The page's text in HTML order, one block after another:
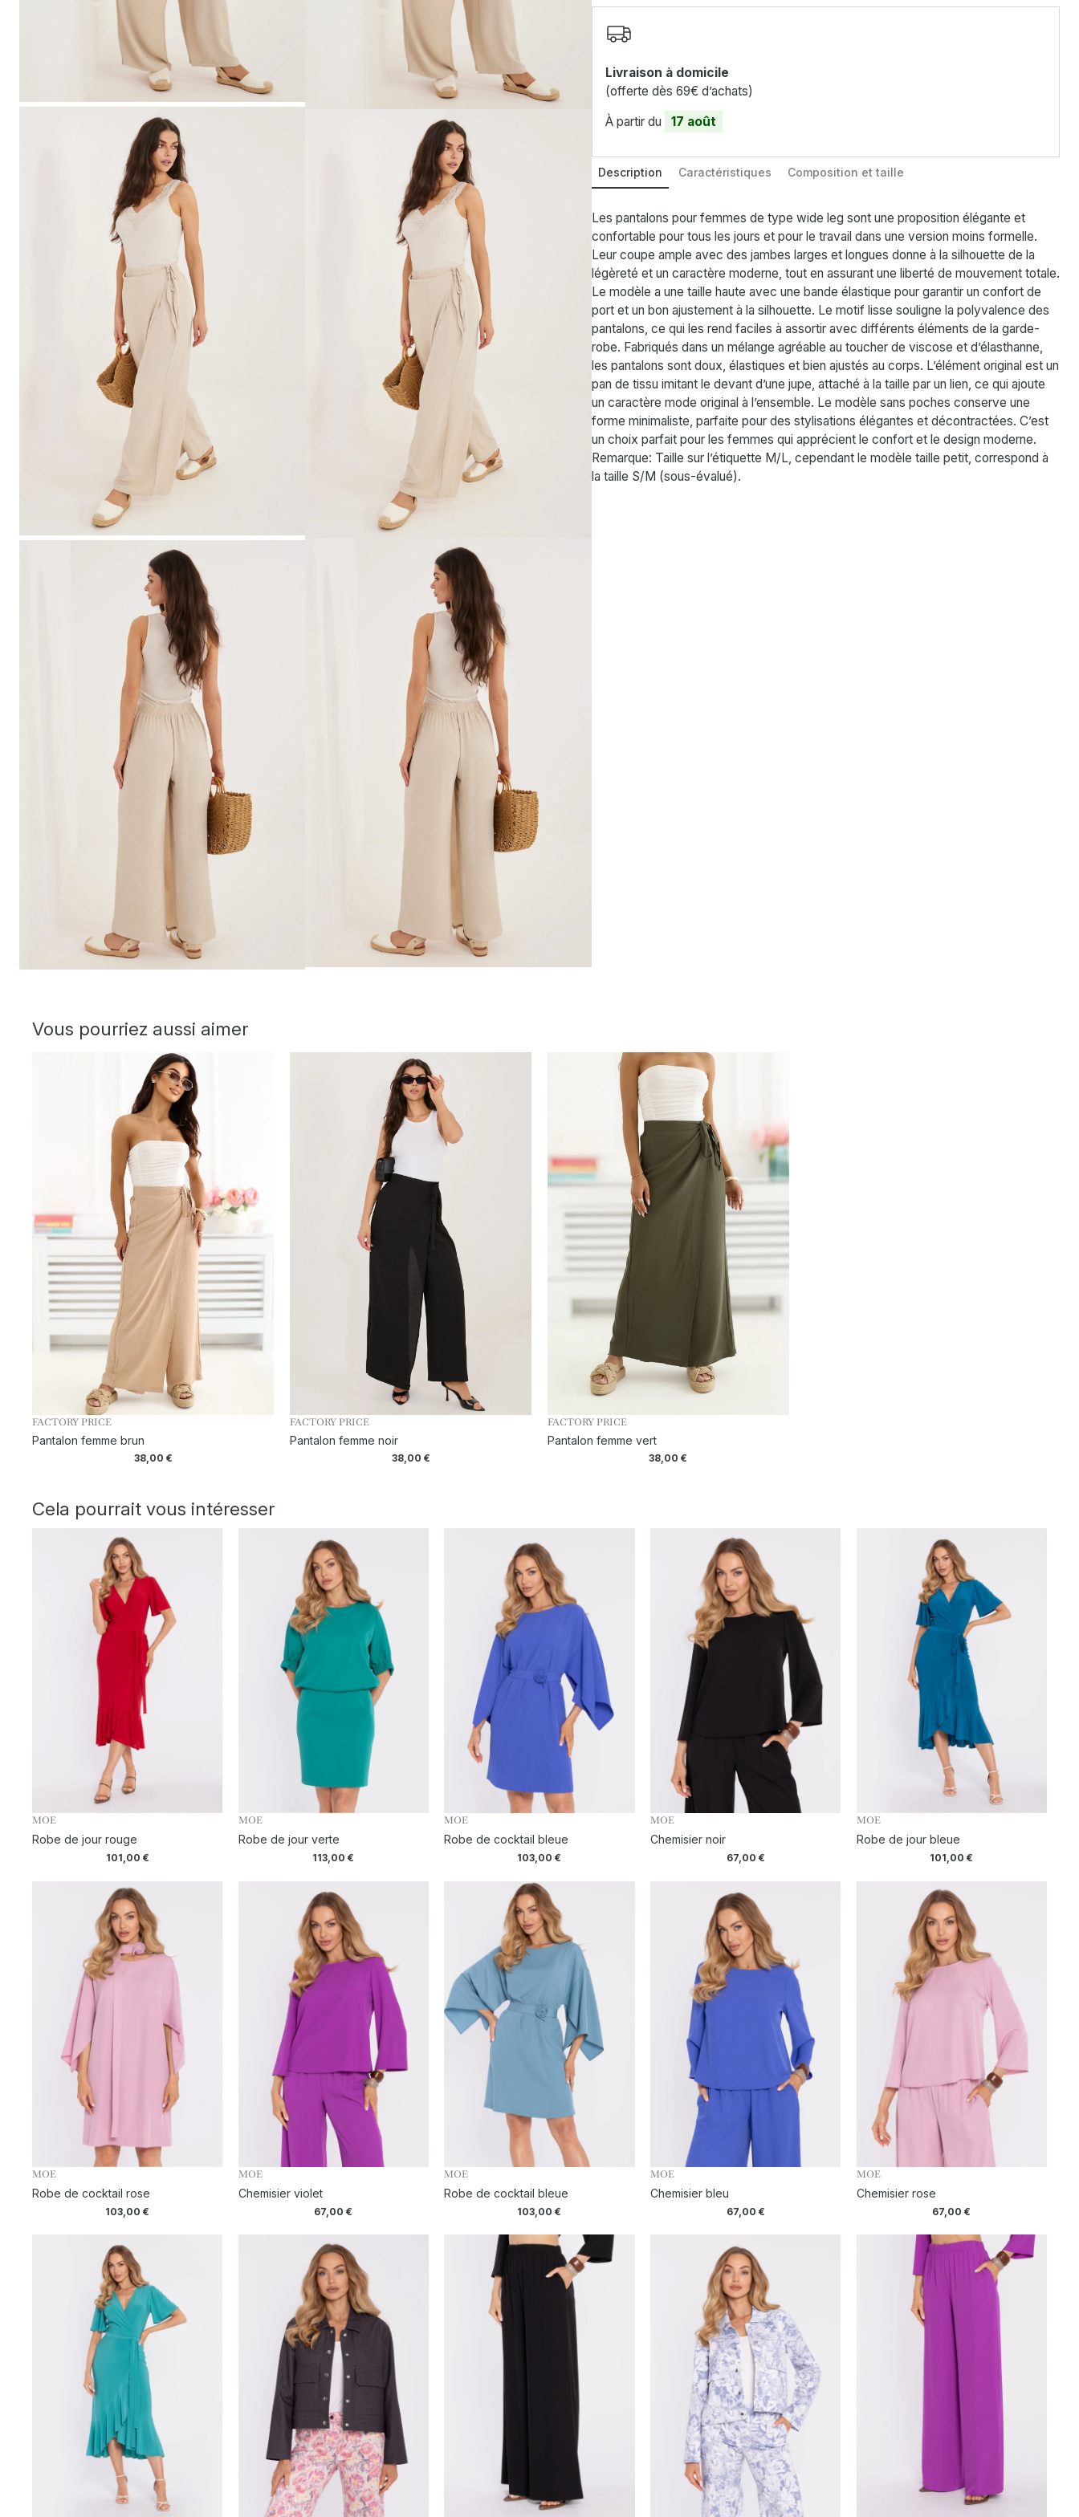
Livraison à domicile
(offerte dès 69€ d’achats)
À partir du 17 août
Description Caractéristiques Composition et taille
Les pantalons pour femmes de type wide leg sont une proposition élégante et
confortable pour tous les jours et pour le travail dans une version moins formelle.
Leur coupe ample avec des jambes larges et longues donne à la silhouette de la
légèreté et un caractère moderne, tout en assurant une liberté de mouvement totale.
Le modèle a une taille haute avec une bande élastique pour garantir un confort de
port et un bon ajustement à la silhouette. Le motif lisse souligne la polyvalence des
pantalons, ce qui les rend faciles à assortir avec différents éléments de la garde-
robe. Fabriqués dans un mélange agréable au toucher de viscose et d’élasthanne,
les pantalons sont doux, élastiques et bien ajustés au corps. L’élément original est un
pan de tissu imitant le devant d’une jupe, attaché à la taille par un lien, ce qui ajoute
un caractère mode original à l’ensemble. Le modèle sans poches conserve une
forme minimaliste, parfaite pour des stylisations élégantes et décontractées. C’est
un choix parfait pour les femmes qui apprécient le confort et le design moderne.
Remarque: Taille sur l’étiquette M/L, cependant le modèle taille petit, correspond à
la taille S/M (sous-évalué).
Vous pourriez aussi aimer
FACTORY PRICE
Pantalon femme brun
38,00 €
FACTORY PRICE
Pantalon femme noir
38,00 €
FACTORY PRICE
Pantalon femme vert
38,00€
Cela pourrait vous intéresser
MOE
Robe de jour rouge
101,00 €
MOE
Robe de jour verte
113,00€
MOE
Robe de cocktail bleue
103,00€
MOE
Chemisier noir
67,00 €
MOE
Robe de jour bleue
101,00€
MOE
Robe de cocktail rose
103,00€
MOE
Chemisier violet
67,00€
MOE
Robe de cocktail bleue
103,00€
MOE
Chemisier bleu
67,00 €
MOE
Chemisier rose
67,00€